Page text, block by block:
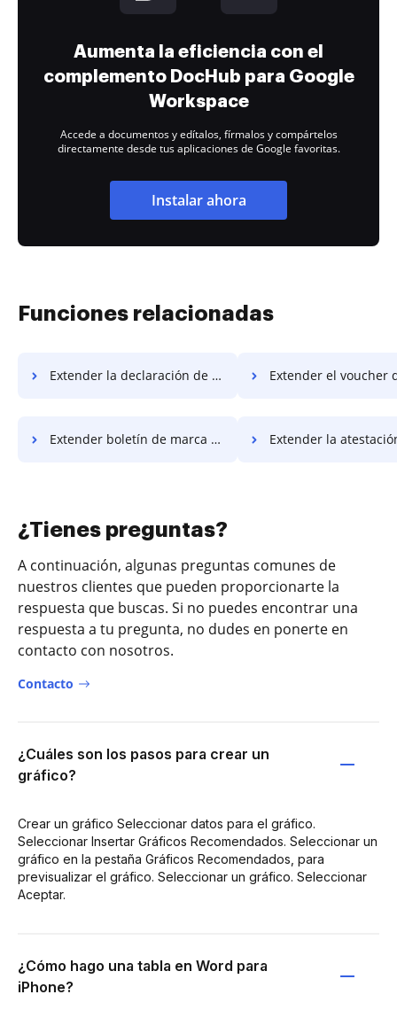
Aumenta la eficiencia con el
complemento DocHub para Google
Workspace
Accede a documentos y edítalos, fírmalos y compártelos
directamente desde tus aplicaciones de Google favoritas.
Instalar ahora
Funciones relacionadas
Extender la declaración de trabajo de marca de agua Extender el voucher de marca
Extender boletín de marca de agua Extender la atestación de marca
¿Tienes preguntas?
A continuación, algunas preguntas comunes de
nuestros clientes que pueden proporcionarte la
respuesta que buscas. Si no puedes encontrar una
respuesta a tu pregunta, no dudes en ponerte en
contacto con nosotros.
Contacto
¿Cuáles son los pasos para crear un
gráfico?
Crear un gráfico Seleccionar datos para el gráfico.
Seleccionar Insertar Gráficos Recomendados. Seleccionar un
gráfico en la pestaña Gráficos Recomendados, para
previsualizar el gráfico. Seleccionar un gráfico. Seleccionar
Aceptar.
¿Cómo hago una tabla en Word para
iPhone?